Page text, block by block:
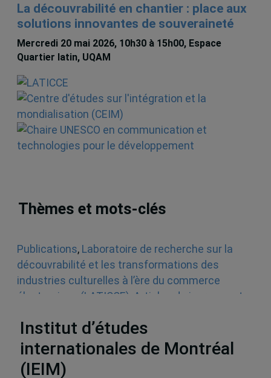
La découvrabilité en chantier : place aux
solutions innovantes de souveraineté
Mercredi 20 mai 2026, 10h30 à 15h00, Espace
Quartier latin, UQAM
Thèmes et mots-clés
Publications, Laboratoire de recherche sur la
découvrabilité et les transformations des
industries culturelles à l’ère du commerce
électronique (LATICCE)
Articles de journaux et
Institut d’études
internationales de Montréal
(IEIM)